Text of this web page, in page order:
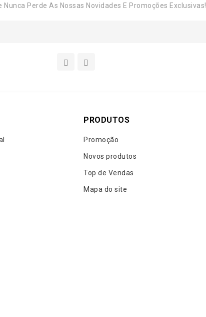
Nunca Perde As Nossas Novidades E Promoções Exclusivas!
PRODUTOS
Promoção
Novos produtos
Top de Vendas
Mapa do site